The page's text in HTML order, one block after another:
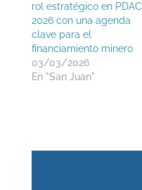
rol estratégico en PDAC
2026 con una agenda
clave para el
financiamiento minero
03/03/2026
En "San Juan"